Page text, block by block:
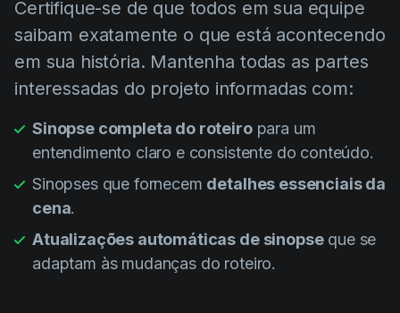
Certifique-se de que todos em sua equipe
saibam exatamente o que está acontecendo
em sua história. Mantenha todas as partes
interessadas do projeto informadas com:
Sinopse completa do roteiropara um
entendimento claro e consistente do conteúdo.
Sinopses que fornecem detalhes essenciais da
cena.
Atualizações automáticas de sinopseque se
adaptam às mudanças do roteiro.